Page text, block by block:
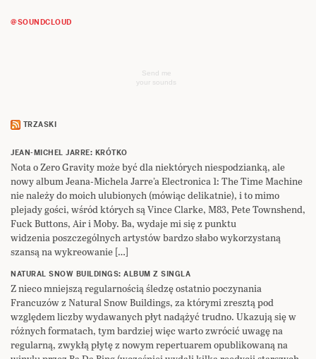
@SOUNDCLOUD
Send me
your sounds
TRZASKI
JEAN-MICHEL JARRE: KRÓTKO
Nota o Zero Gravity może być dla niektórych niespodzianką, ale
nowy album Jeana-Michela Jarre’a Electronica 1: The Time Machine
nie należy do moich ulubionych (mówiąc delikatnie), i to mimo
plejady gości, wśród których są Vince Clarke, M83, Pete Townshend,
Fuck Buttons, Air i Moby. Ba, wydaje mi się z punktu
widzenia poszczególnych artystów bardzo słabo wykorzystaną
szansą na wykreowanie […]
NATURAL SNOW BUILDINGS: ALBUM Z SINGLA
Z nieco mniejszą regularnością śledzę ostatnio poczynania
Francuzów z Natural Snow Buildings, za którymi zresztą pod
względem liczby wydawanych płyt nadążyć trudno. Ukazują się w
różnych formatach, tym bardziej więc warto zwrócić uwagę na
regularną, zwykłą płytę z nowym repertuarem opublikowaną na